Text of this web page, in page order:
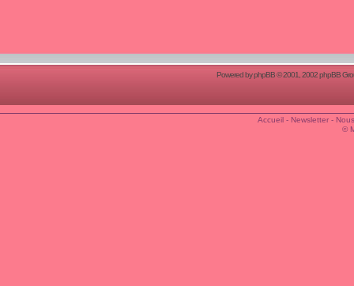
Powered byphpBB© 2001, 2002 phpBB
Accueil- Newsletter-
©